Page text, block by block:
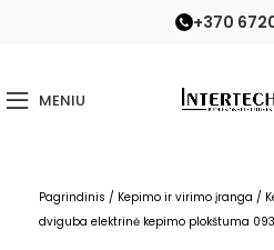
+370
MENIU
Pagrindinis / Kepimo ir virimo įranga /
dviguba elektrinė kepimo plokštuma